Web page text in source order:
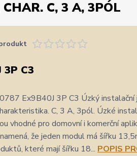
C, 3 A, 3PÓL
3P C3
Ex9B40J 3P C3 Úzký
C, 3 A, 3pól. Úzké
vhodné pro domovní i komerční
že jeden modul má šířku
které mají šířku 18... POPIS